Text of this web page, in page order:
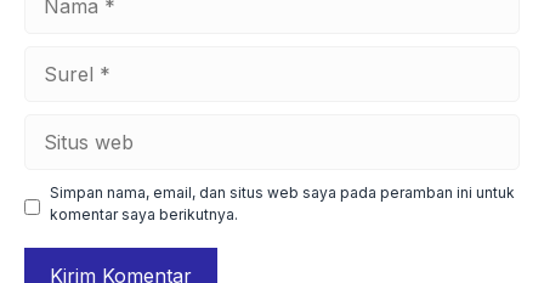
web
Simpan nama, email, dan situs web saya pada peramban ini untuk
komentar saya berikutnya.